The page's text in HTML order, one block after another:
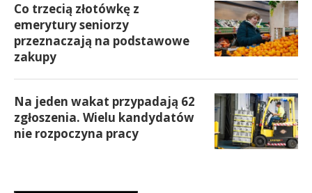
Co trzecią złotówkę z
emerytury seniorzy
przeznaczają na podstawowe
zakupy
Na jeden wakat przypadają 62
zgłoszenia. Wielu kandydatów
nie rozpoczyna pracy